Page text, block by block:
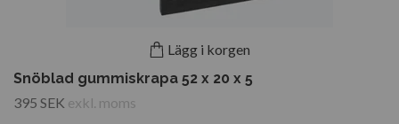
Lägg i korgen
Snöblad gummiskrapa 52 x 20 x 5
395 SEK exkl. moms